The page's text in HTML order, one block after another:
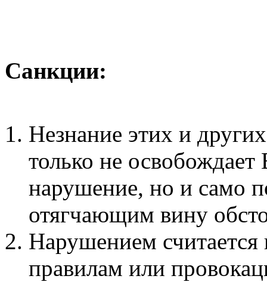
Санкции:
Незнание этих и
только не освобождает
нарушение, но и само
отягчающим вину
Нарушением считается
правилам или